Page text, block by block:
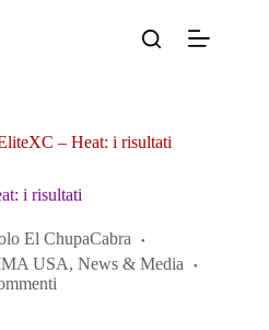
– Heat: i risultati
i risultati
El ChupaCabra
USA,News & Media